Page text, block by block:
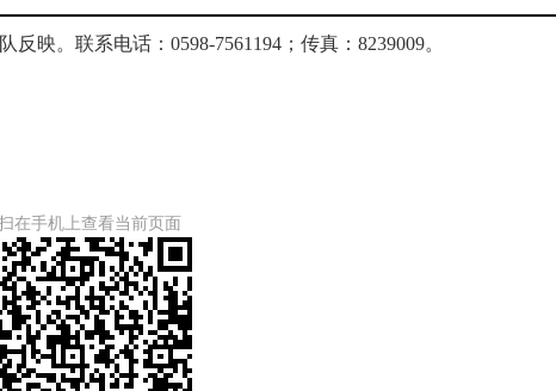
。联系电话：0598-7561194；传真：8239009。
在手机上查看当前页面